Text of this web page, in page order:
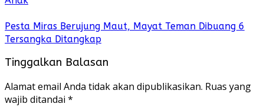
Pesta Miras Berujung Maut, Mayat Teman Dibuang 6
Tersangka Ditangkap
Tinggalkan Balasan
Alamat email Anda tidak akan dipublikasikan. Ruas yang
wajib ditandai *